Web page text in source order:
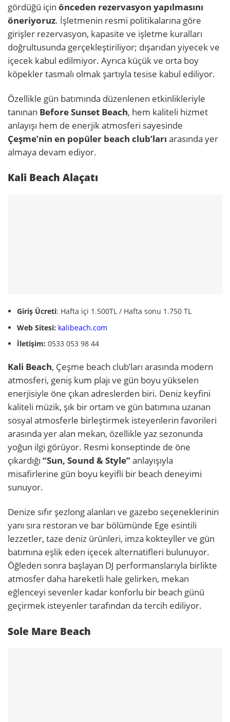
gördüğü için önceden rezervasyon yapılmasını
öneriyoruz. İşletmenin resmi politikalarına göre
girişler rezervasyon, kapasite ve işletme kuralları
doğrultusunda gerçekleştiriliyor; dışarıdan yiyecek ve
içecek kabul edilmiyor. Ayrıca küçük ve orta boy
köpekler tasmalı olmak şartıyla tesise kabul ediliyor.
Özellikle gün batımında düzenlenen etkinlikleriyle
tanınan Before Sunset Beach, hem kaliteli hizmet
anlayışı hem de enerjik atmosferi sayesinde
Çeşme’nin en popüler beach club’ları arasında yer
almaya devam ediyor.
Kali Beach Alaçatı
Giriş Ücreti: Hafta içi 1.500TL / Hafta sonu 1.750 TL
Web Sitesi: kalibeach.com
İletişim:0533 053 98 44
Kali Beach, Çeşme beach club’ları arasında modern
atmosferi, geniş kum plajı ve gün boyu yükselen
enerjisiyle öne çıkan adreslerden biri. Deniz keyfini
kaliteli müzik, şık bir ortam ve gün batımına uzanan
sosyal atmosferle birleştirmek isteyenlerin favorileri
arasında yer alan mekan, özellikle yaz sezonunda
yoğun ilgi görüyor. Resmi konseptinde de öne
çıkardığı “Sun, Sound & Style”anlayışıyla
misafirlerine gün boyu keyifli bir beach deneyimi
sunuyor.
Denize sıfır şezlong alanları ve gazebo seçeneklerinin
yanı sıra restoran ve bar bölümünde Ege esintili
lezzetler, taze deniz ürünleri, imza kokteyller ve gün
batımına eşlik eden içecek alternatifleri bulunuyor.
Öğleden sonra başlayan DJ performanslarıyla birlikte
atmosfer daha hareketli hale gelirken, mekan
eğlenceyi sevenler kadar konforlu bir beach günü
geçirmek isteyenler tarafından da tercih ediliyor.
Sole Mare Beach